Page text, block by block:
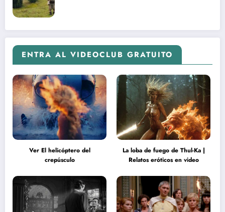
ENTRA AL VIDEOCLUB GRATUITO
Ver El helicóptero del
crepúsculo
La loba de fuego de Thul-Ka |
Relatos eróticos en video